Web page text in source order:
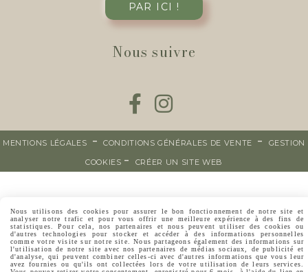
PAR ICI !
Nous suivre
 
MENTIONS LÉGALES CONDITIONS GÉNÉRALES DE VENTE
GESTION
COOKIES
CRÉER UN SITE WEB
Nous utilisons des cookies pour assurer le bon fonctionnement de notre site et
analyser notre trafic et pour vous offrir une meilleure expérience à des fins de
statistiques. Pour cela, nos partenaires et nous peuvent utiliser des cookies ou
d'autres technologies pour stocker et accéder à des informations personnelles
comme votre visite sur notre site. Nous partageons également des informations sur
l'utilisation de notre site avec nos partenaires de médias sociaux, de publicité et
d'analyse, qui peuvent combiner celles-ci avec d'autres informations que vous leur
avez fournies ou qu'ils ont collectées lors de votre utilisation de leurs services.